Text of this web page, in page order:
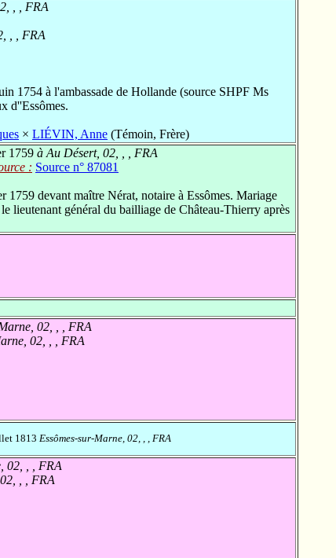
, , FRA
, , FRA
1754 à l'ambassade de Hollande (source SHPF Ms
d''Essômes.
× LIÉVIN, Anne (Témoin, Frère)
1759à Au Désert, 02, , , FRA
: Source n° 87081
1759 devant maître Nérat, notaire à Essômes. Mariage
lieutenant général du bailliage de Château-Thierry après
02, , , FRA
02, , , FRA
1813 Essômes-sur-Marne, 02, , , FRA
02, , , FRA
, , FRA